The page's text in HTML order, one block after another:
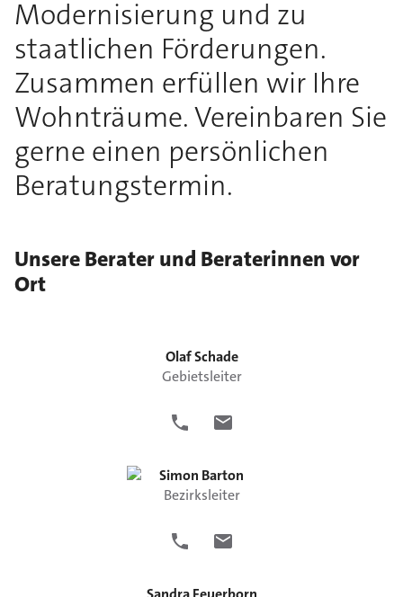
Modernisierung und zu
staatlichen Förderungen.
Zusammen erfüllen wir Ihre
Wohnträume. Vereinbaren Sie
gerne einen persönlichen
Beratungstermin.
Unsere Berater und Beraterinnen vor
Ort
OlafSchade
Gebietsleiter
Simon Barton
Bezirksleiter